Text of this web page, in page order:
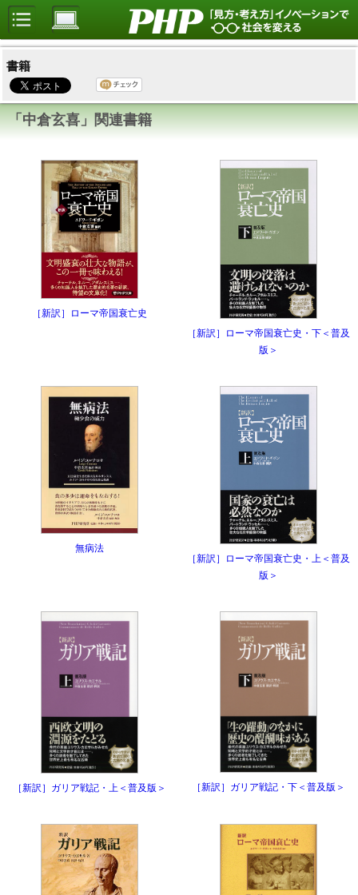
書籍
「中倉玄喜」関連書籍
［新訳］ローマ帝国衰亡史
［新訳］ローマ帝国衰亡史・下＜普及
版＞
無病法
［新訳］ローマ帝国衰亡史・上＜普及
版＞
［新訳］ガリア戦記・上＜普及版＞ ［新訳］ガリア戦記・下＜普及版＞